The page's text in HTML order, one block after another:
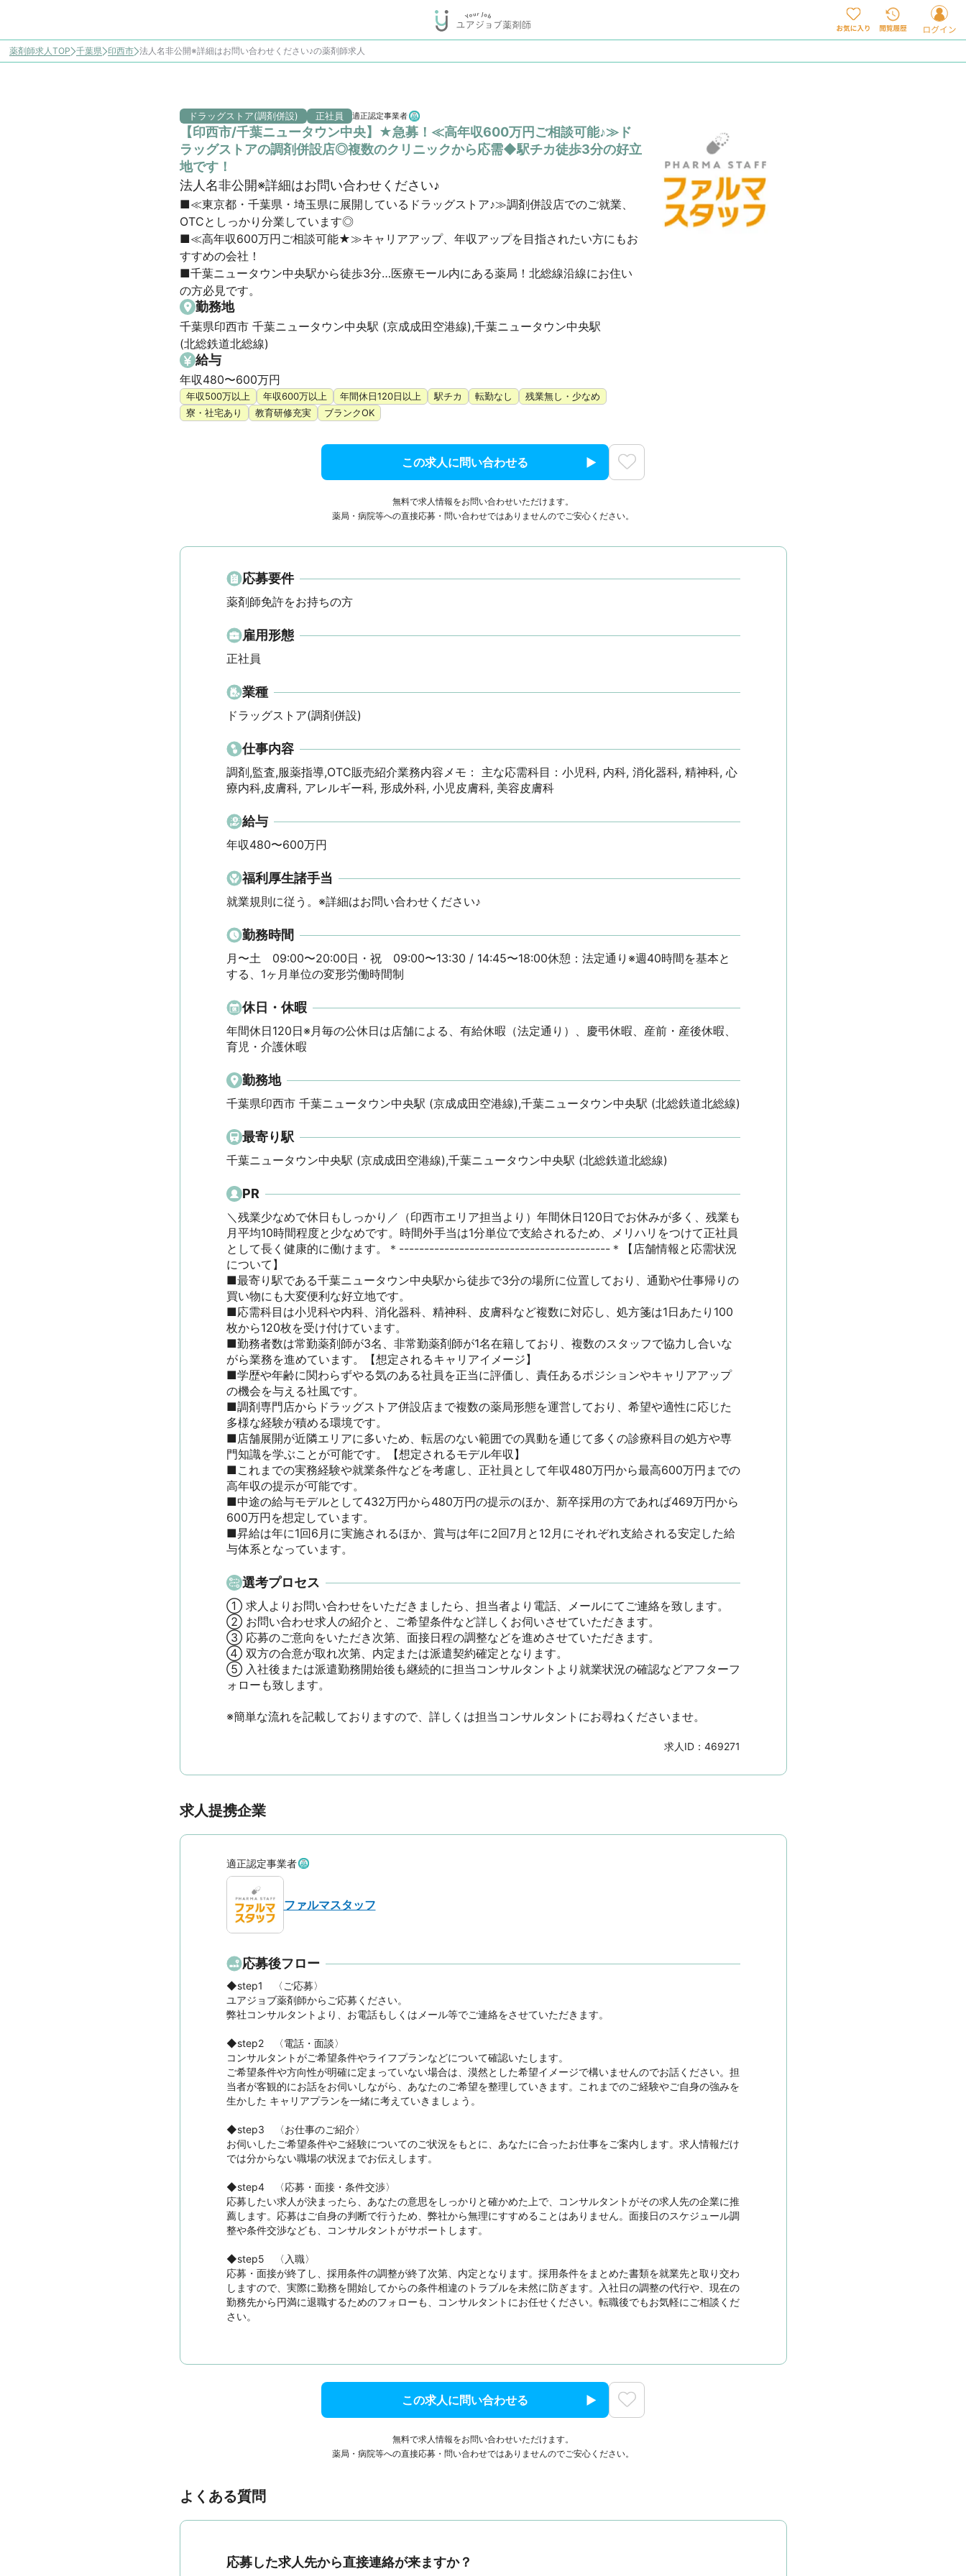
薬剤師求人TOP 千葉県 印西市 法人名非公開※詳細はお問い合わせください♪の薬剤師求人
ドラッグストア(調剤併設) 正社員 適正認定事業者
【印西市/千葉ニュータウン中央】★急募！≪高年収600万円ご相談可能♪≫ド
ラッグストアの調剤併設店◎複数のクリニックから応需◆駅チカ徒歩3分の好立
地です！
法人名非公開※詳細はお問い合わせください♪
■≪東京都・千葉県・埼玉県に展開しているドラッグストア♪≫調剤併設店でのご就業、
OTCとしっかり分業しています◎
■≪高年収600万円ご相談可能★≫キャリアアップ、年収アップを目指されたい方にもお
すすめの会社！
■千葉ニュータウン中央駅から徒歩3分…医療モール内にある薬局！北総線沿線にお住い
の方必見です。
勤務地
千葉県印西市 千葉ニュータウン中央駅 (京成成田空港線),千葉ニュータウン中央駅
(北総鉄道北総線)
給与
年収480〜600万円
年収500万以上 年収600万以上 年間休日120日以上 駅チカ 転勤なし
残業無し・少なめ
寮・社宅あり
教育研修充実 ブランクOK
この求人に問い合わせる
無料で求人情報をお問い合わせいただけます。
薬局・病院等への直接応募・問い合わせではありませんのでご安心ください。
応募要件
薬剤師免許をお持ちの方
雇用形態
正社員
業種
ドラッグストア(調剤併設)
仕事内容
調剤,監査,服薬指導,OTC販売紹介業務内容メモ： 主な応需科目：小児科, 内科, 消化器科, 精神科, 心
療内科,皮膚科, アレルギー科, 形成外科, 小児皮膚科, 美容皮膚科
給与
年収480〜600万円
福利厚生諸手当
就業規則に従う。※詳細はお問い合わせください♪
勤務時間
月〜土　09:00〜20:00日・祝　09:00〜13:30 / 14:45〜18:00休憩：法定通り※週40時間を基本と
する、1ヶ月単位の変形労働時間制
休日・休暇
年間休日120日※月毎の公休日は店舗による、有給休暇（法定通り）、慶弔休暇、産前・産後休暇、
育児・介護休暇
勤務地
千葉県印西市 千葉ニュータウン中央駅 (京成成田空港線),千葉ニュータウン中央駅 (北総鉄道北総線)
最寄り駅
千葉ニュータウン中央駅 (京成成田空港線),千葉ニュータウン中央駅 (北総鉄道北総線)
PR
＼残業少なめで休日もしっかり／（印西市エリア担当より）年間休日120日でお休みが多く、残業も
月平均10時間程度と少なめです。時間外手当は1分単位で支給されるため、メリハリをつけて正社員
として長く健康的に働けます。＊------------------------------------------＊【店舗情報と応需状況
について】
■最寄り駅である千葉ニュータウン中央駅から徒歩で3分の場所に位置しており、通勤や仕事帰りの
買い物にも大変便利な好立地です。
■応需科目は小児科や内科、消化器科、精神科、皮膚科など複数に対応し、処方箋は1日あたり100
枚から120枚を受け付けています。
■勤務者数は常勤薬剤師が3名、非常勤薬剤師が1名在籍しており、複数のスタッフで協力し合いな
がら業務を進めています。【想定されるキャリアイメージ】
■学歴や年齢に関わらずやる気のある社員を正当に評価し、責任あるポジションやキャリアアップ
の機会を与える社風です。
■調剤専門店からドラッグストア併設店まで複数の薬局形態を運営しており、希望や適性に応じた
多様な経験が積める環境です。
■店舗展開が近隣エリアに多いため、転居のない範囲での異動を通じて多くの診療科目の処方や専
門知識を学ぶことが可能です。【想定されるモデル年収】
■これまでの実務経験や就業条件などを考慮し、正社員として年収480万円から最高600万円までの
高年収の提示が可能です。
■中途の給与モデルとして432万円から480万円の提示のほか、新卒採用の方であれば469万円から
600万円を想定しています。
■昇給は年に1回6月に実施されるほか、賞与は年に2回7月と12月にそれぞれ支給される安定した給
与体系となっています。
選考プロセス
① 求人よりお問い合わせをいただきましたら、担当者より電話、メールにてご連絡を致します。
② お問い合わせ求人の紹介と、ご希望条件など詳しくお伺いさせていただきます。
③ 応募のご意向をいただき次第、面接日程の調整などを進めさせていただきます。
④ 双方の合意が取れ次第、内定または派遣契約確定となります。
⑤ 入社後または派遣勤務開始後も継続的に担当コンサルタントより就業状況の確認などアフターフ
ォローも致します。
※簡単な流れを記載しておりますので、詳しくは担当コンサルタントにお尋ねくださいませ。
求人ID： 469271
求人提携企業
適正認定事業者
ファルマスタッフ
応募後フロー
◆step1　〈ご応募〉
ユアジョブ薬剤師からご応募ください。
弊社コンサルタントより、お電話もしくはメール等でご連絡をさせていただきます。
◆step2　〈電話・面談〉
コンサルタントがご希望条件やライフプランなどについて確認いたします。
ご希望条件や方向性が明確に定まっていない場合は、漠然とした希望イメージで構いませんのでお話ください。担
当者が客観的にお話をお伺いしながら、あなたのご希望を整理していきます。これまでのご経験やご自身の強みを
生かした キャリアプランを一緒に考えていきましょう。
◆step3　〈お仕事のご紹介〉
お伺いしたご希望条件やご経験についてのご状況をもとに、あなたに合ったお仕事をご案内します。求人情報だけ
では分からない職場の状況までお伝えします。
◆step4　〈応募・面接・条件交渉〉
応募したい求人が決まったら、あなたの意思をしっかりと確かめた上で、コンサルタントがその求人先の企業に推
薦します。応募はご自身の判断で行うため、弊社から無理にすすめることはありません。面接日のスケジュール調
整や条件交渉なども、コンサルタントがサポートします。
◆step5　〈入職〉
応募・面接が終了し、採用条件の調整が終了次第、内定となります。採用条件をまとめた書類を就業先と取り交わ
しますので、実際に勤務を開始してからの条件相違のトラブルを未然に防ぎます。入社日の調整の代行や、現在の
勤務先から円満に退職するためのフォローも、コンサルタントにお任せください。転職後でもお気軽にご相談くだ
さい。
この求人に問い合わせる
無料で求人情報をお問い合わせいただけます。
薬局・病院等への直接応募・問い合わせではありませんのでご安心ください。
よくある質問
応募した求人先から直接連絡が来ますか？